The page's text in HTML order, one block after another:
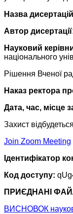
Назва
Автор
Науковий
національного
Рішення Вченої
Наказ ректора
Дата, час, місце
Захист
Join Zoom Meeting
Ідентифікатор
Код доступу:
ПРИЄДНАНІ
ВИСНОВОК